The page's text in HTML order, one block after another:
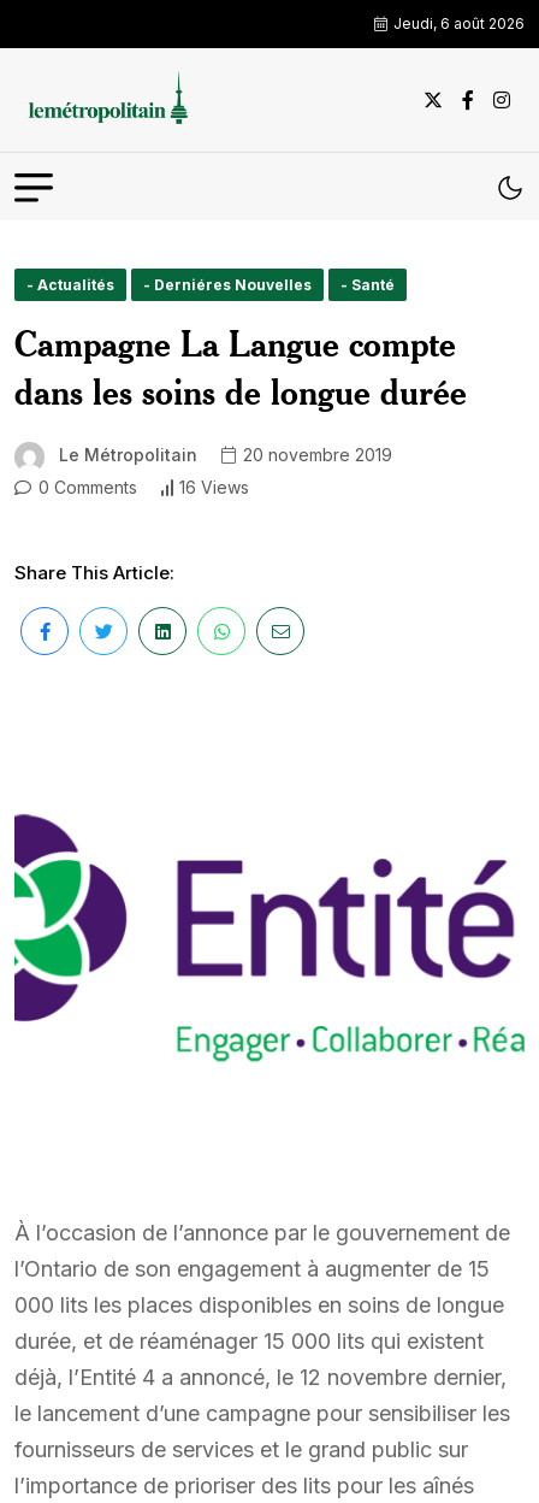
Jeudi, 6 août 2026
- Actualités - Derniéres Nouvelles - Santé
Campagne La Langue compte
dans les soins de longue durée
Le Métropolitain
20 novembre 2019
0 Comments
16 Views
Share This Article:
À l’occasion de l’annonce par le gouvernement de
l’Ontario de son engagement à augmenter de 15
000 lits les places disponibles en soins de longue
durée, et de réaménager 15 000 lits qui existent
déjà, l’Entité 4 a annoncé, le 12 novembre dernier,
le lancement d’une campagne pour sensibiliser les
fournisseurs de services et le grand public sur
l’importance de prioriser des lits pour les aînés